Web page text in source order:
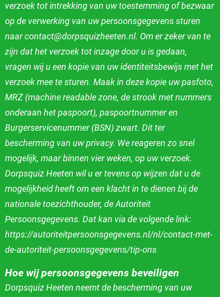
verzoek tot intrekking van uw toestemming of bezwaar
op de verwerking van uw persoonsgegevens sturen
naarcontact@dorpsquizheeten.nl. Om er zeker van te
zijn dat het verzoek tot inzage door u is gedaan,
vragen wij u een kopie van uw identiteitsbewijs met het
verzoek mee te sturen. Maak in deze kopie uw pasfoto,
MRZ (machine readable zone, de strook met nummers
onderaan het paspoort), paspoortnummer en
Burgerservicenummer (BSN) zwart. Dit ter
bescherming van uw privacy. We reageren zo snel
mogelijk, maar binnen vier weken, op uw verzoek.
DorpsquizHeeten wil u er tevens op wijzen dat u de
mogelijkheid heeft om een klacht in te dienen bij de
nationale toezichthouder, de Autoriteit
Persoonsgegevens. Dat kan via de volgende link:
https://autoriteitpersoonsgegevens.nl/nl/contact-met-
de-autoriteit-persoonsgegevens/tip-ons
Hoe wij persoonsgegevens beveiligen
Dorpsquiz Heeten neemt de bescherming van uw